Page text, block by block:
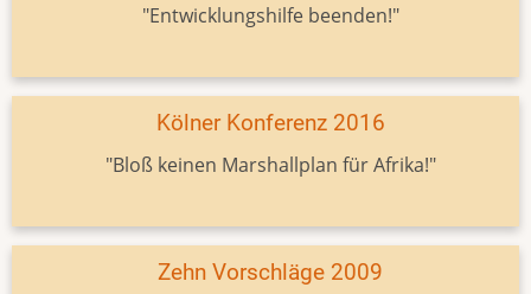
"Entwicklungshilfe beenden!"
Kölner Konferenz 2016
"Bloß keinen Marshallplan für Afrika!"
Zehn Vorschläge 2009